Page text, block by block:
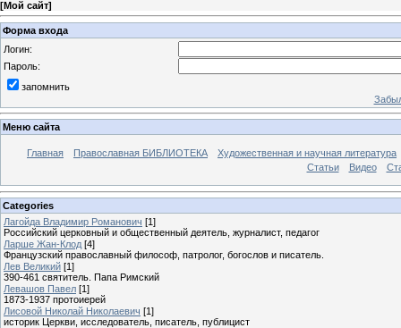
[Мой сайт]
Форма входа
Логин:
Пароль:
запомнить
Меню сайта
Главная Православная БИБЛИОТЕКА
Художественная и научная литература
Статьи
Видео
Categories
Лагойда Владимир Романович [1]
Российский церковный и общественный деятель, журналист, педагог
Ларше Жан-Клод [4]
Французский православный философ, патролог, богослов и писатель.
Лев Великий [1]
390-461 святитель. Папа Римский
Левашов Павел [1]
1873-1937 протоиерей
Лисовой Николай Николаевич [1]
историк Церкви, исследователь, писатель, публицист